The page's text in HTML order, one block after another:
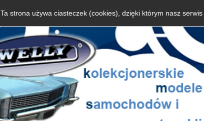
Ta strona używa ciasteczek (cookies), dzięki którym nasz serwis